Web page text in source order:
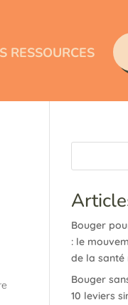
RESSOURCES
Bouger
: le
de la santé
Bouger
10 leviers